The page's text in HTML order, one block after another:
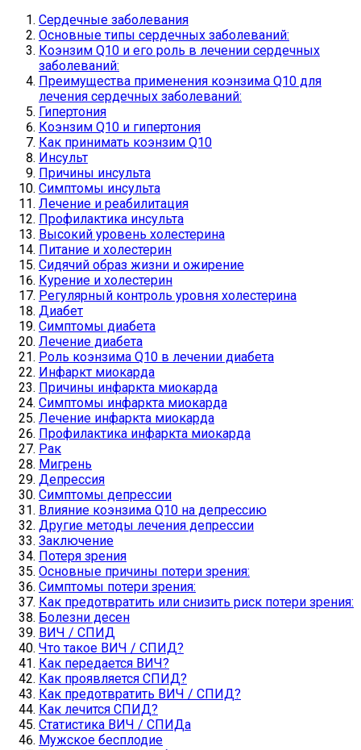
Сердечные заболевания
Основные типы сердечных заболеваний:
Коэнзим Q10 и его роль в лечении сердечных
заболеваний:
Преимущества применения коэнзима Q10 для
лечения сердечных заболеваний:
Гипертония
Коэнзим Q10 и гипертония
Как принимать коэнзим Q10
Инсульт
Причины инсульта
Симптомы инсульта
Лечение и реабилитация
Профилактика инсульта
Высокий уровень холестерина
Питание и холестерин
Сидячий образ жизни и ожирение
Курение и холестерин
Регулярный контроль уровня холестерина
Диабет
Симптомы диабета
Лечение диабета
Роль коэнзима Q10 в лечении диабета
Инфаркт миокарда
Причины инфаркта миокарда
Симптомы инфаркта миокарда
Лечение инфаркта миокарда
Профилактика инфаркта миокарда
Рак
Мигрень
Депрессия
Симптомы депрессии
Влияние коэнзима Q10 на депрессию
Другие методы лечения депрессии
Заключение
Потеря зрения
Основные причины потери зрения:
Симптомы потери зрения:
Как предотвратить или снизить риск потери зрения:
Болезни десен
ВИЧ / СПИД
Что такое ВИЧ / СПИД?
Как передается ВИЧ?
Как проявляется СПИД?
Как предотвратить ВИЧ / СПИД?
Как лечится СПИД?
Статистика ВИЧ / СПИДа
Мужское бесплодие